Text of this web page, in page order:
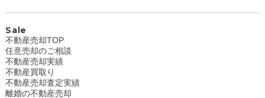
Sale
不動産売却TOP
任意売却のご相談
不動産売却実績
不動産買取り
不動産売却査定実績
離婚の不動産売却